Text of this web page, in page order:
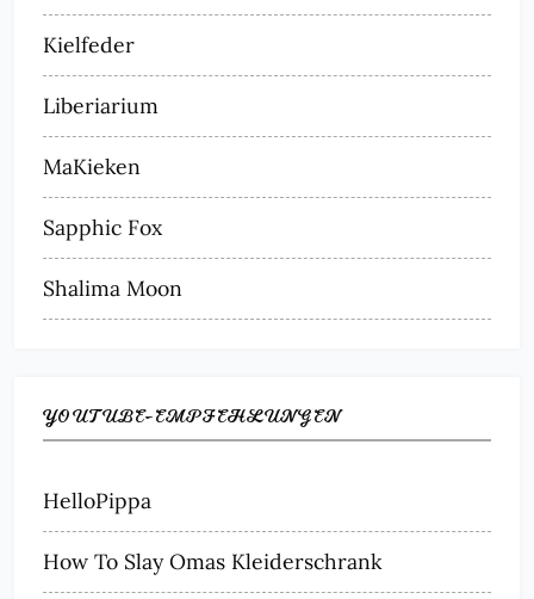
Kielfeder
Liberiarium
MaKieken
Sapphic Fox
Shalima Moon
YOUTUBE-EMPFEHLUNGEN
HelloPippa
How To Slay Omas Kleiderschrank